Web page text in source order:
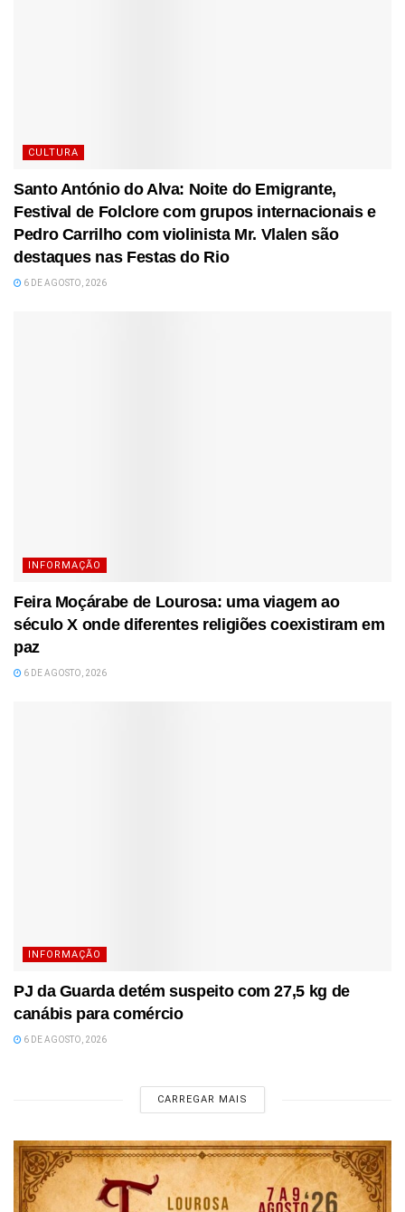
CULTURA
Santo António do Alva: Noite do Emigrante,
Festival de Folclore com grupos internacionais e
Pedro Carrilho com violinista Mr. Vlalen são
destaques nas Festas do Rio
6 DE AGOSTO, 2026
INFORMAÇÃO
Feira Moçárabe de Lourosa: uma viagem ao
século X onde diferentes religiões coexistiram em
paz
6 DE AGOSTO, 2026
INFORMAÇÃO
PJ da Guarda detém suspeito com 27,5 kg de
canábis para comércio
6 DE AGOSTO, 2026
CARREGAR MAIS